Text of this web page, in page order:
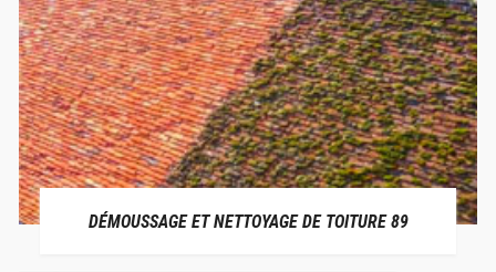
DÉMOUSSAGE ET NETTOYAGE DE TOITURE 89